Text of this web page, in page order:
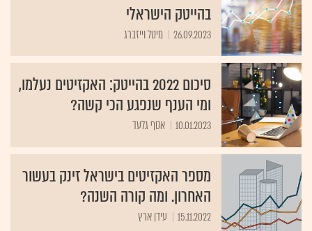
בהייטק הישראלי
26.09.2023 מיטל וייזברג
סיכום 2022 בהייטק: האקזיטים נעלמו,
ומי הענף שנפגע הכי קשה?
10.01.2023 אסף גלעד
מספר האקזיטים בישראל זינק בעשור
האחרון. ומה קורה השנה?
15.11.2022 עידן ארץ